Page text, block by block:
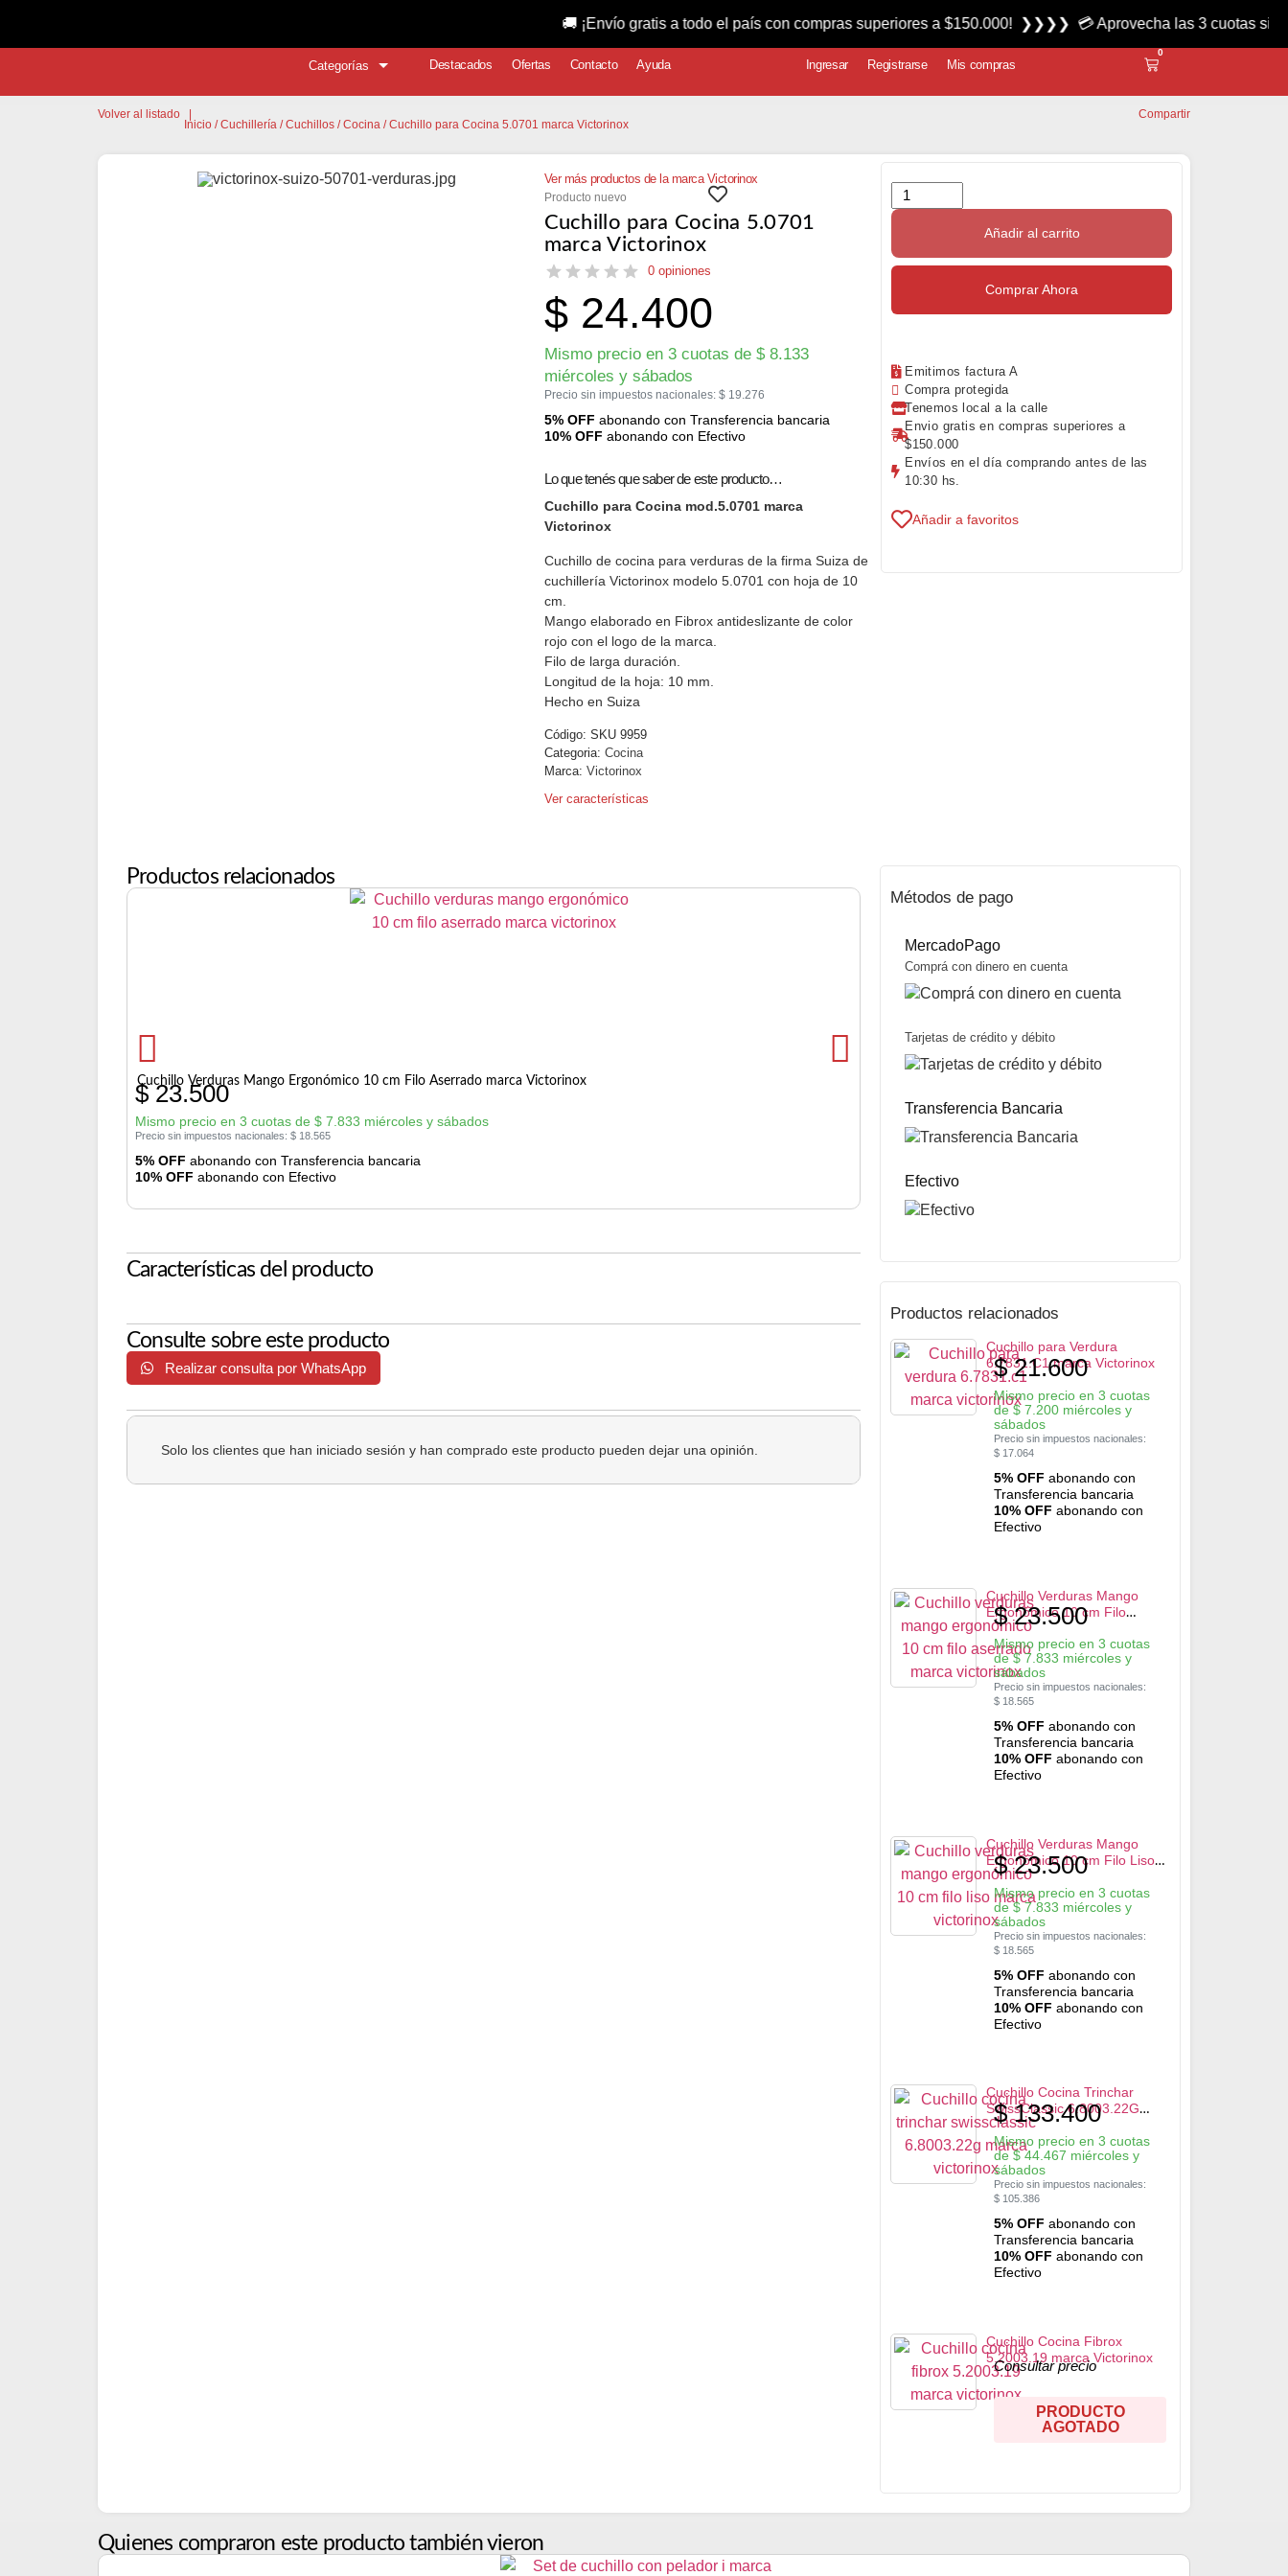
Categorías Destacados Ofertas Contacto Ayuda Ingresar Registrarse Mis compras
0
Volver al listado
Inicio /Cuchillería /Cuchillos /Cocina / Cuchillo para Cocina 5.0701 marca Victorinox
Compartir
Ver más productos de la marca Victorinox
Producto nuevo
Cuchillo para Cocina 5.0701
marca Victorinox
0 opiniones
$24.400
Mismo precio en 3 cuotas de $8.133
miércoles y sábados
Precio sin impuestos nacionales: $19.276
5% OFF abonando con Transferencia bancaria
10% OFF abonando con Efectivo
Lo que tenés que saber de este producto…
Cuchillo para Cocina mod.5.0701 marca
Victorinox
Cuchillo de cocina para verduras de la firma Suiza de
cuchillería Victorinox modelo 5.0701 con hoja de 10
cm.
Mango elaborado en Fibrox antideslizante de color
rojo con el logo de la marca.
Filo de larga duración.
Longitud de la hoja: 10 mm.
Hecho en Suiza
Código: SKU 9959
Categoria: Cocina
Marca: Victorinox
Ver características
Añadir al carrito
Comprar Ahora
Emitimos factura A
Compra protegida
Tenemos local a la calle
Envio gratis en compras superiores a
$150.000
Envíos en el día comprando antes de las
10:30 hs.
Añadir a favoritos
Productos relacionados
Cuchillo Verduras Mango Ergonómico 10 cm Filo Aserrado marca Victorinox
$23.500
Mismo precio en 3 cuotas de $ 7.833 miércoles y sábados
Precio sin impuestos nacionales: $ 18.565
5% OFF abonando con Transferencia bancaria
10% OFF abonando con Efectivo
Precio sin impuestos nacionales:$93.694
10% OFFabonando con Efectivo
Características del producto
Consulte sobre este producto
Realizar consulta por WhatsApp
Solo los clientes que han iniciado sesión y han comprado este producto pueden dejar una opinión.
Métodos de pago
MercadoPago
Comprá con dinero en cuenta
Tarjetas de crédito y débito
Transferencia Bancaria
Efectivo
Productos relacionados
Cuchillo para Verdura
6.7831.C1 marca Victorinox
$21.600
Mismo precio en 3 cuotas
de$7.200miércoles y
sábados
Precio sin impuestos nacionales:
$17.064
5% OFF abonando con
Transferencia bancaria
10% OFF abonando con
Efectivo
Cuchillo Verduras Mango
Ergonómico 10 cm Filo
Aserrado marca Victorinox
$23.500
Mismo precio en 3 cuotas
de$7.833 miércoles y
sábados
Precio sin impuestos nacionales:
$18.565
5% OFF abonando con
Transferencia bancaria
10% OFF abonando con
Efectivo
Cuchillo Verduras Mango
Ergonómico 10 cm Filo Liso
marca Victorinox
$23.500
Mismo precio en 3 cuotas
de$7.833 miércoles y
sábados
Precio sin impuestos nacionales:
$18.565
5% OFF abonando con
Transferencia bancaria
10% OFF abonando con
Efectivo
Cuchillo Cocina Trinchar
SwissClassic 6.8003.22G
marca Victorinox
$133.400
Mismo precio en 3 cuotas
de $44.467 miércoles y
sábados
Precio sin impuestos nacionales:
$105.386
5% OFF abonando con
Transferencia bancaria
10% OFF abonando con
Efectivo
Cuchillo Cocina Fibrox
5.2003.19 marca Victorinox
Consultar precio
PRODUCTO
AGOTADO
Quienes compraron este producto también vieron
🚚 ¡Envío gratis a todo el país con compras superiores a $150.000! ❯❯❯❯ 💳 Aprovecha las 3 cuotas sin interés